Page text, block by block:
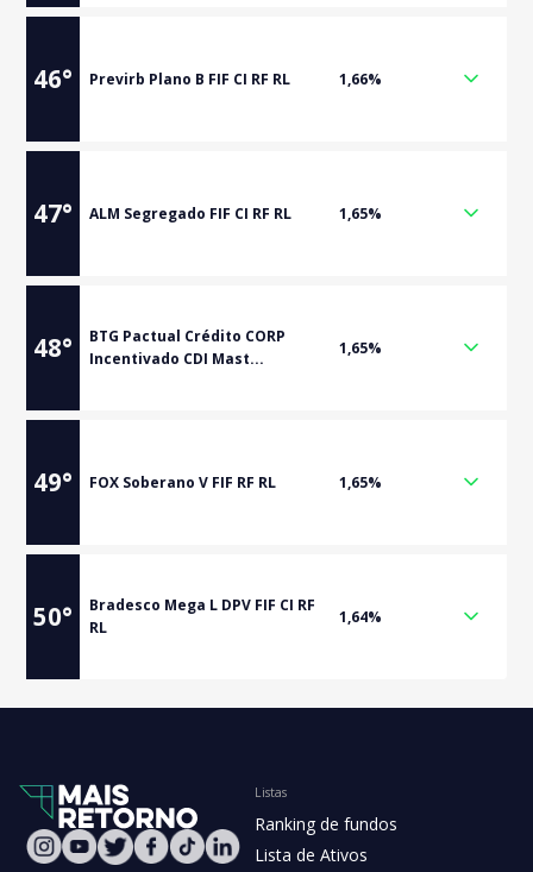
46° Previrb Plano B FIF CI RF RL 1,66%
47° ALM Segregado FIF CI RF RL 1,65%
48°
BTG Pactual Crédito CORP
Incentivado CDI Mast...
1,65%
49° FOX Soberano V FIF RF RL 1,65%
50°
Bradesco Mega L DPV FIF CI RF
RL
1,64%
Listas
Ranking de fundos
Lista de Ativos